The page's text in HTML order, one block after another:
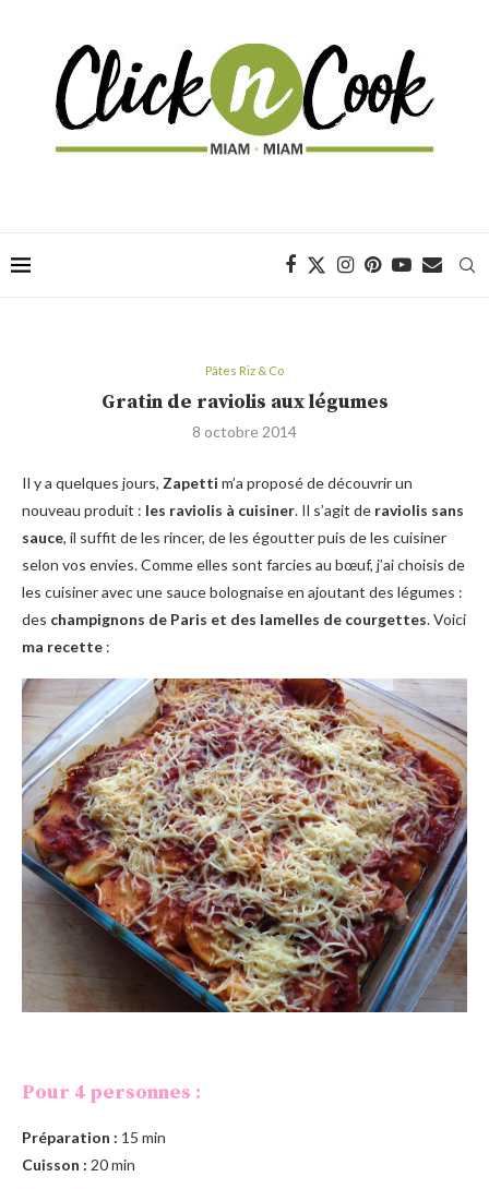
Pâtes Riz & Co
Gratin de raviolis aux légumes
8 octobre 2014
Il y a quelques jours, Zapetti m’a proposé de découvrir un
nouveau produit : les raviolis à cuisiner. Il s’agit de raviolis sans
sauce, il suffit de les rincer, de les égoutter puis de les cuisiner
selon vos envies. Comme elles sont farcies au bœuf, j’ai choisis de
les cuisiner avec une sauce bolognaise en ajoutant des légumes :
des champignons de Paris et des lamelles de courgettes. Voici
ma recette :
Pour 4 personnes :
Préparation : 15 min
Cuisson : 20 min